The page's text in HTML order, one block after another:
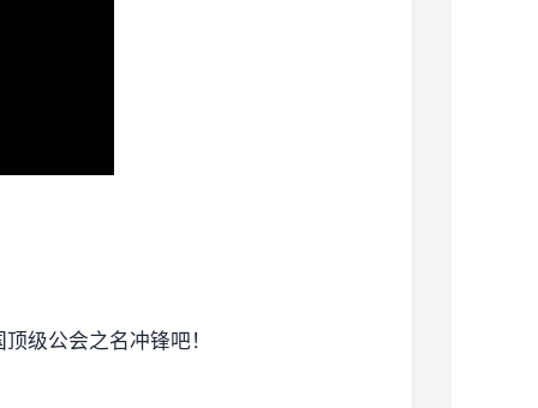
级公会之名冲锋吧！